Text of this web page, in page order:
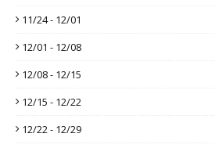
11/24 - 12/01
12/01 - 12/08
12/08 - 12/15
12/15 - 12/22
12/22 - 12/29